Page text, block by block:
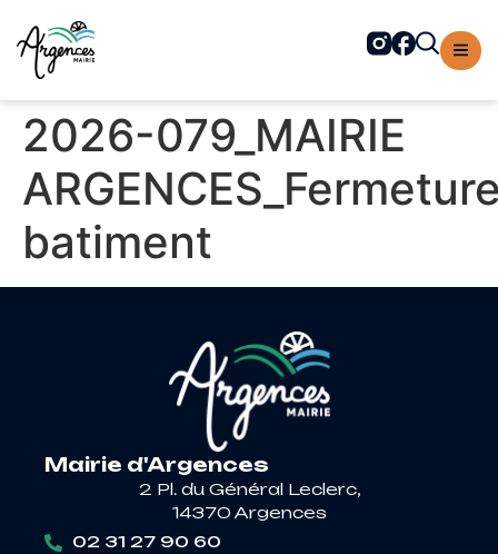
principal
2026-079_MAIRIE
batiment
Mairie d'Argences
2 Pl. du Général Leclerc,
14370 Argences
02 31 27 90 60